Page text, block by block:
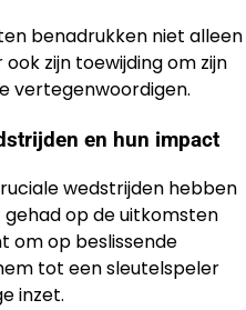
benadrukken niet alleen
zijn toewijding om zijn
vertegenwoordigen.
en hun impact
wedstrijden hebben
op de uitkomsten
om op beslissende
tot een sleutelspeler
inzet.